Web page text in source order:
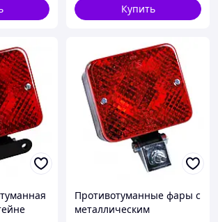
Купить
Противотуманные фары с
металлическим